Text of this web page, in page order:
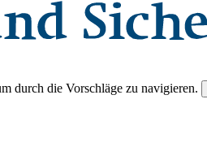
durch die Vorschläge zu navigieren.